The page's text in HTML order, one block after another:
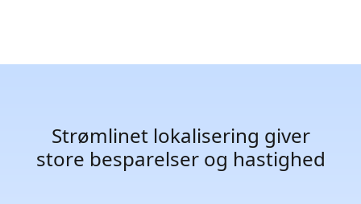
Strømlinet lokalisering giver
store besparelser og hastighed